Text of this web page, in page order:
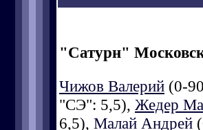
"Сатурн"
Чижов Валерий (0-
"СЭ": 5,5), Жедер
6,5), Малай Андрей